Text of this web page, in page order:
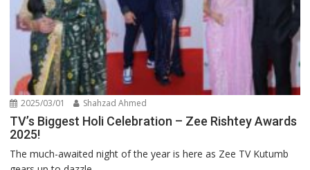
2025/03/01 Shahzad Ahmed
TV’s Biggest Holi Celebration – Zee Rishtey Awards
2025!
The much-awaited night of the year is here as Zee TV Kutumb